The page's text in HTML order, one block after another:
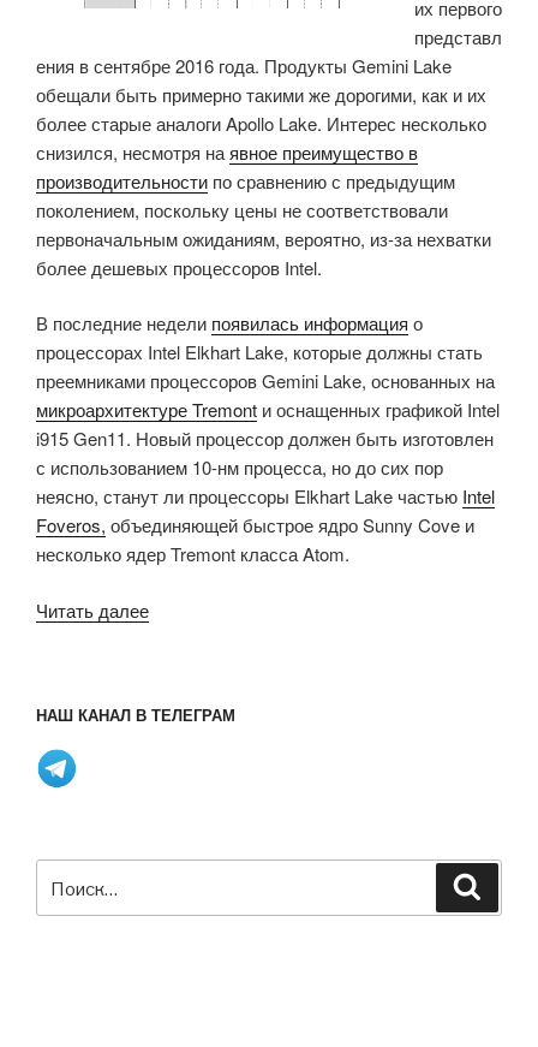
их первого
представл
ения в сентябре 2016 года. Продукты Gemini Lake
обещали быть примерно такими же дорогими, как и их
более старые аналоги Apollo Lake. Интерес несколько
снизился, несмотря наявное преимущество в
производительности по сравнению с предыдущим
поколением, поскольку цены не соответствовали
первоначальным ожиданиям, вероятно, из-за нехватки
более дешевых процессоров Intel.
В последние недели появилась информация о
процессорах Intel Elkhart Lake, которые должны стать
преемниками процессоров Gemini Lake, основанных на
микроархитектуре Tremont и оснащенных графикой Intel
i915 Gen11. Новый процессор должен быть изготовлен
с использованием 10-нм процесса, но до сих пор
неясно, станут ли процессоры Elkhart Lake частью Intel
Foveros, объединяющей быстрое ядро ​​Sunny Cove и
несколько ядер Tremont класса Atom.
Читать далее«Процессоры
сменят
Gemini
НАШ КАНАЛ В ТЕЛЕГРАМ